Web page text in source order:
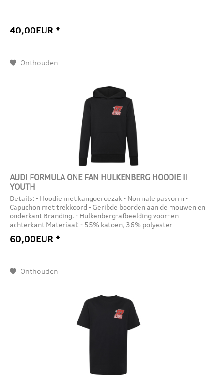
40,00EUR *
Onthouden
AUDI FORMULA ONE FAN HULKENBERG HOODIE II
YOUTH
Details: - Hoodie met kangoeroezak - Normale pasvorm -
Capuchon met trekkoord - Geribde boorden aan de mouwen en
onderkant Branding: - Hulkenberg-afbeelding voor- en
achterkant Materiaal: - 55% katoen, 36% polyester
60,00EUR *
Onthouden